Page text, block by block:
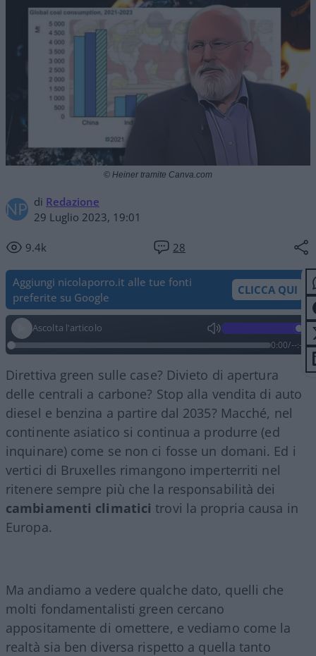
di Redazione
29 Luglio 2023, 19:01
9.4k 28
© Heiner tramite Canva.com
Aggiungi nicolaporro.it alle tue fonti
preferite su Google
CLICCA QUI
Ascolta l'articolo
0:00/--:--
Direttiva green sulle case? Divieto di apertura
delle centrali a carbone? Stop alla vendita di auto
diesel e benzina a partire dal 2035? Macché, nel
continente asiatico si continua a produrre (ed
inquinare) come se non ci fosse un domani. Ed i
vertici di Bruxelles rimangono imperterriti nel
ritenere sempre più che la responsabilità dei
cambiamenti climatici trovi la propria causa in
Europa.
Ma andiamo a vedere qualche dato, quelli che
molti fondamentalisti green cercano
appositamente di omettere, e vediamo come la
realtà sia ben diversa rispetto a quella tanto